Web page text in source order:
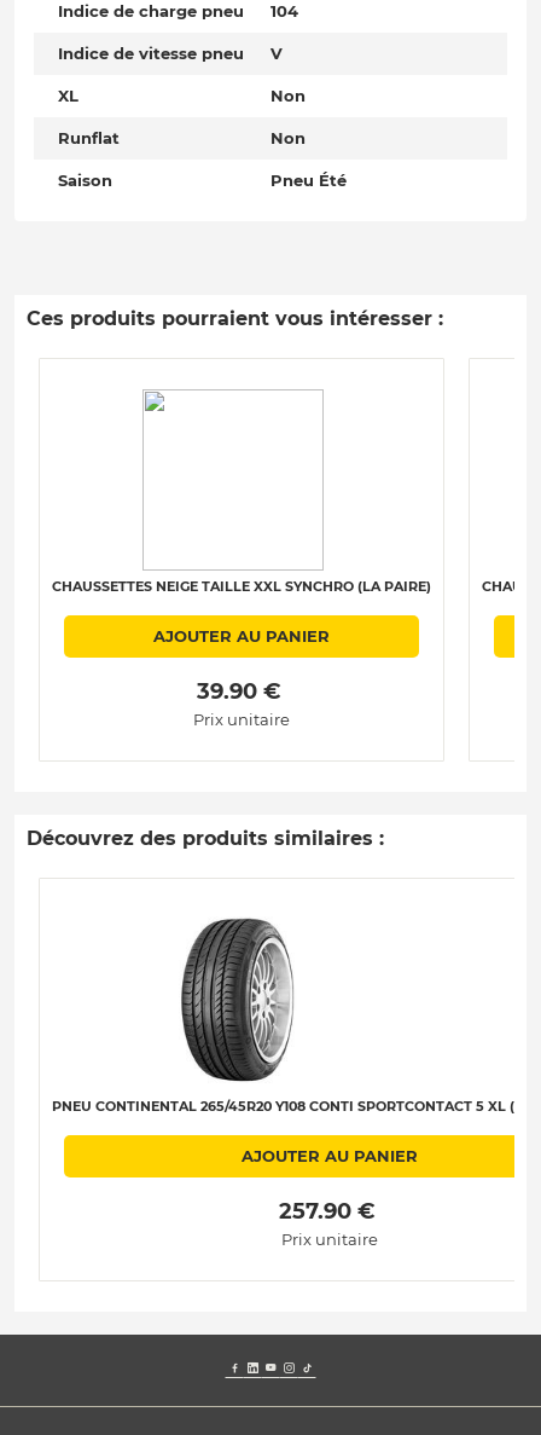
Indice de charge pneu 104
Indice de vitesse pneu V
XL Non
Runflat Non
Saison Pneu Été
Ces produits pourraient vous intéresser :
CHAUSSETTES NEIGE TAILLE XXL SYNCHRO (LA PAIRE)
AJOUTER AU PANIER
39.90 €
Prix unitaire
Découvrez des produits similaires :
PNEU CONTINENTAL 265/45R20 Y108 CONTI SPORTCONTACT 5 XL
AJOUTER AU PANIER
257.90 €
Prix unitaire